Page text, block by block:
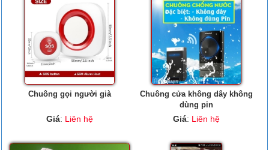
Chuông gọi người già
Giá: Liên hệ
Chuông cửa không dây không
dùng pin
Giá: Liên hệ